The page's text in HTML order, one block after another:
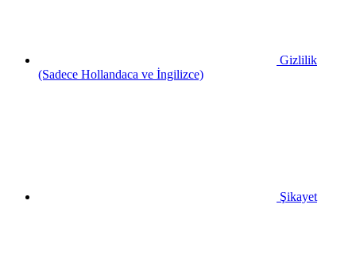
Gizlilik
(Sadece Hollandaca ve İngilizce)
Şikayet